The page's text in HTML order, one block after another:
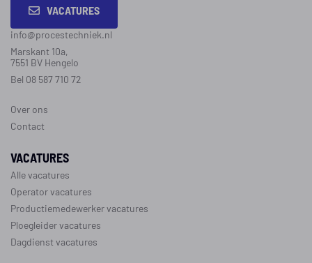
VACATURES
info@procestechniek.nl
Marskant 10a,
7551 BV Hengelo
Bel 08 587 710 72
Over ons
Contact
VACATURES
Alle vacatures
Operator vacatures
Productiemedewerker vacatures
Ploegleider vacatures
Dagdienst vacatures